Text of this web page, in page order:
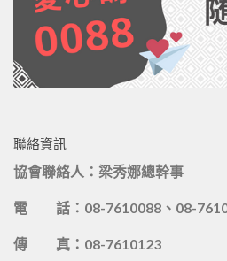
聯絡資訊
協會聯絡人：梁秀娜總幹事
電 話：08-7610088、08-
傳 真：08-7610123